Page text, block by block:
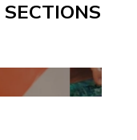
TAILOR